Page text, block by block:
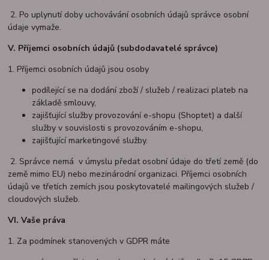
2. Po uplynutí doby uchovávání osobních údajů správce osobní
údaje vymaže.
V. Příjemci osobních údajů (subdodavatelé správce)
1. Příjemci osobních údajů jsou osoby
podílející se na dodání zboží / služeb / realizaci plateb na
základě smlouvy,
zajišťující služby provozování e-shopu (Shoptet) a další
služby v souvislosti s provozováním e-shopu,
zajišťující marketingové služby.
2. Správce nemá v úmyslu předat osobní údaje do třetí země (do
země mimo EU) nebo mezinárodní organizaci. Příjemci osobních
údajů ve třetích zemích jsou poskytovatelé mailingových služeb /
cloudových služeb.
VI.Vaše práva
1. Za podmínek stanovených v GDPR máte